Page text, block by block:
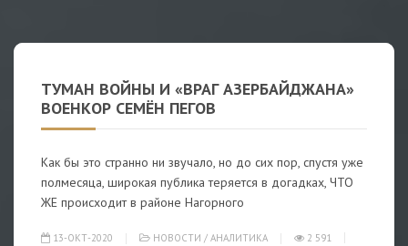
ТУМАН ВОЙНЫ И «ВРАГ АЗЕРБАЙДЖАНА»
ВОЕНКОР СЕМЁН ПЕГОВ
Как бы это странно ни звучало, но до сих пор, спустя уже
полмесяца, широкая публика теряется в догадках, ЧТО
ЖЕ происходит в районе Нагорного
13-ОКТ-2020 НОВОСТИ / АНАЛИТИКА
2 591